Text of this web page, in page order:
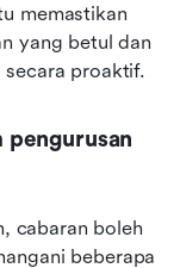
memastikan
yang betul dan
secara proaktif.
pengurusan
cabaran boleh
beberapa